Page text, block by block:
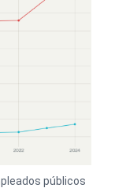
públicos